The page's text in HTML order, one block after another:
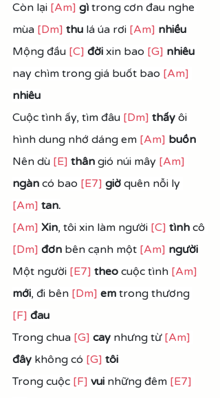
Còn lại [Am] gì trong cơn đau nghe
mùa [Dm] thu lá úa rơi [Am] nhiều
Mộng đầu [C] đời xin bao [G] nhiêu
nay chìm trong giá buốt bao [Am]
nhiêu
Cuộc tình ấy, tìm đâu [Dm] thấy ôi
hình dung nhớ dáng em [Am] buồn
Nên dù [E] thân gió núi mây [Am]
ngàn có bao [E7] giờ quên nỗi ly
[Am] tan.
[Am] Xin, tôi xin làm người [C] tình cô
[Dm] đơn bên cạnh một [Am] người
Một người [E7] theo cuộc tình [Am]
mới, đi bên [Dm] em trong thương
[F] đau
Trong chua [G] cay nhưng từ [Am]
đây không có [G] tôi
Trong cuộc [F] vui những đêm [E7]